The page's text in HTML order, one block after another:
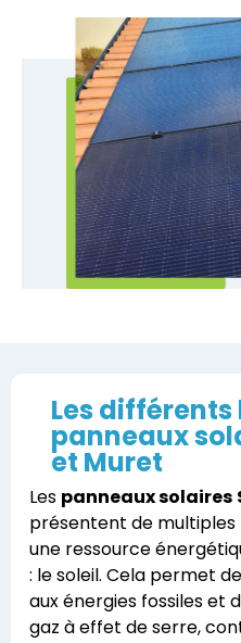
Les
panneaux
et Muret
Les panneaux solaires
présentent de
une ressource
: le soleil. Cela permet
aux énergies fossiles et
gaz à effet de serre,